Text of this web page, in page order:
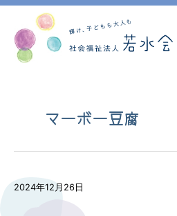
マーボー豆腐
2024年12月26日